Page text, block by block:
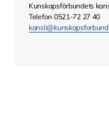
Kunskapsförbundets
Telefon 0521-72 27 40